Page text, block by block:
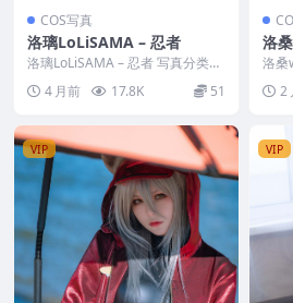
COS写真
洛璃LoLiSAMA – 忍者
洛璃LoLiSAMA – 忍者 写真分类：
唯美，参与模特：洛璃LoLiSAMA
... 4 月前 17.8K 51
洛
洛桑
唯
源大
2
VIP VIP